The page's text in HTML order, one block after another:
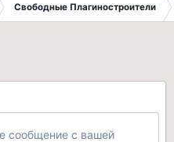
Свободные Плагиностроители
сообщение с вашей